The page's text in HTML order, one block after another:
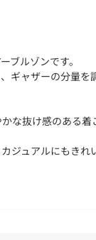
ブルゾンです。
ギャザーの分量を
な抜け感のある着
ジュアルにもきれ